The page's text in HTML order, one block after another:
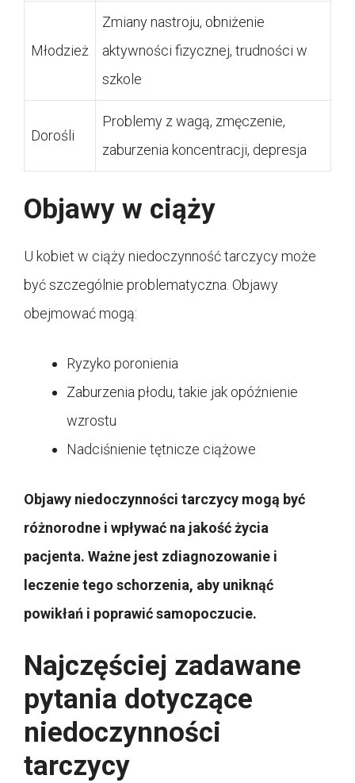
Młodzież
Zmiany nastroju, obniżenie
aktywności fizycznej, trudności w
szkole
Dorośli
Problemy z wagą, zmęczenie,
zaburzenia koncentracji, depresja
Objawy w ciąży
U kobiet w ciąży niedoczynność tarczycy może
być szczególnie problematyczna. Objawy
obejmować mogą:
Ryzyko poronienia
Zaburzenia płodu, takie jak opóźnienie
wzrostu
Nadciśnienie tętnicze ciążowe
Objawy niedoczynności tarczycy mogą być
różnorodne i wpływać na jakość życia
pacjenta. Ważne jest zdiagnozowanie i
leczenie tego schorzenia, aby uniknąć
powikłań i poprawić samopoczucie.
Najczęściej zadawane
pytania dotyczące
niedoczynności
tarczycy